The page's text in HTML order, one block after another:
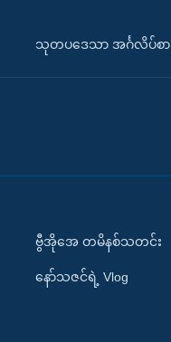
သုတပဒေသာ အင်္ဂလိပ်စာ
ဗွီအိုအေ တမိနစ်သတင်း
နော်သဇင်ရဲ့ Vlog